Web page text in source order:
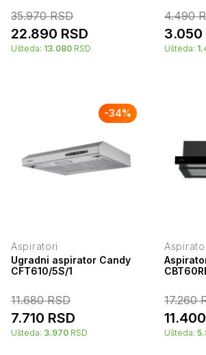
35.970RSD
22.890 RSD
Ušteda: 13.080 RSD
4.490
3.050
Ušteda:
-34%
Aspiratori
Ugradni aspirator Candy
CFT610/5S/1
11.680RSD
7.710 RSD
Ušteda: 3.970 RSD
17.260
11.400
Ušteda: